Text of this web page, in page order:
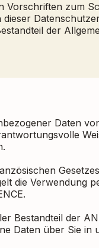
Vorschriften zum
der
Daten
die
Bestandteil der
Daten über Sie